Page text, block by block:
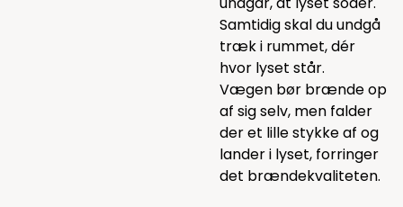
Samtidig skal du undgå
træk i rummet, dér
hvor lyset står.
Vægen bør brænde op
af sig selv, men falder
der et lille stykke af og
lander i lyset, forringer
det brændekvaliteten.